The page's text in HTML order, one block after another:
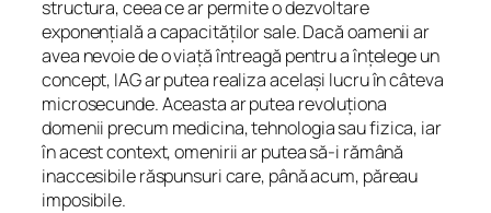
structura, ceea ce ar permite o dezvoltare
exponențială a capacităților sale. Dacă oamenii ar
avea nevoie de o viață întreagă pentru a înțelege un
concept, IAG ar putea realiza același lucru în câteva
microsecunde. Aceasta ar putea revoluționa
domenii precum medicina, tehnologia sau fizica, iar
în acest context, omenirii ar putea să-i rămână
inaccesibile răspunsuri care, până acum, păreau
imposibile.